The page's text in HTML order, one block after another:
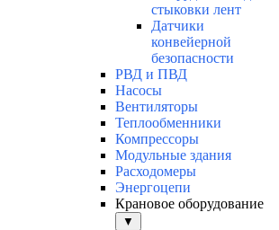
стыковки лент
Датчики
конвейерной
безопасности
РВД и ПВД
Насосы
Вентиляторы
Теплообменники
Компрессоры
Модульные здания
Расходомеры
Энергоцепи
Крановое оборудование
▼